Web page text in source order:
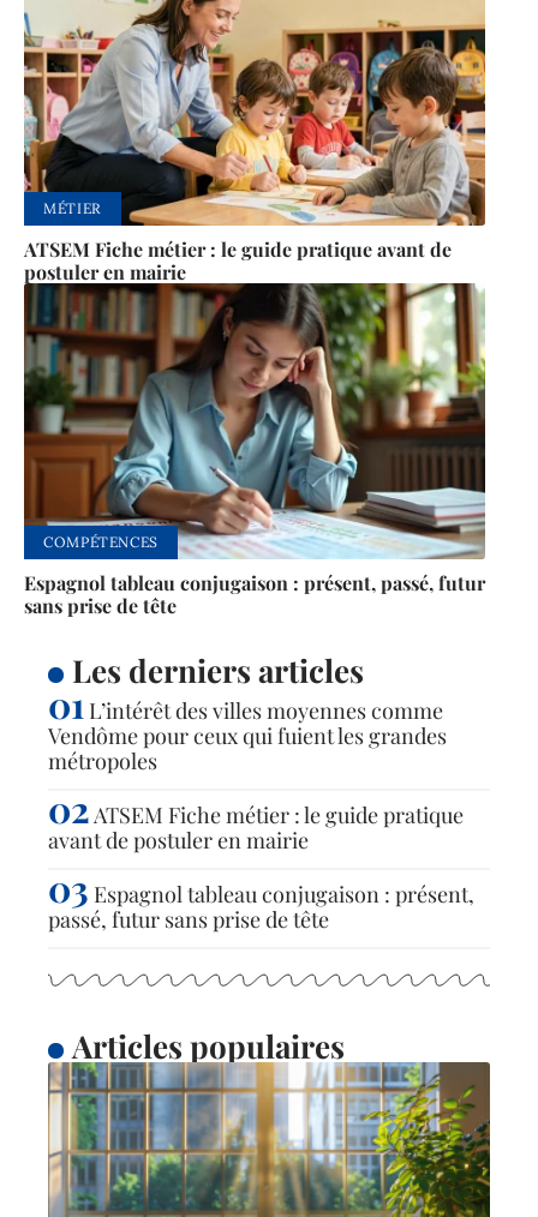
MÉTIER
ATSEM Fiche métier : le guide pratique avant de
postuler en mairie
COMPÉTENCES
Espagnol tableau conjugaison : présent, passé, futur
sans prise de tête
Les derniers articles
L’intérêt des villes moyennes comme
Vendôme pour ceux qui fuient les grandes
métropoles
ATSEM Fiche métier : le guide pratique
avant de postuler en mairie
Espagnol tableau conjugaison : présent,
passé, futur sans prise de tête
Articles populaires